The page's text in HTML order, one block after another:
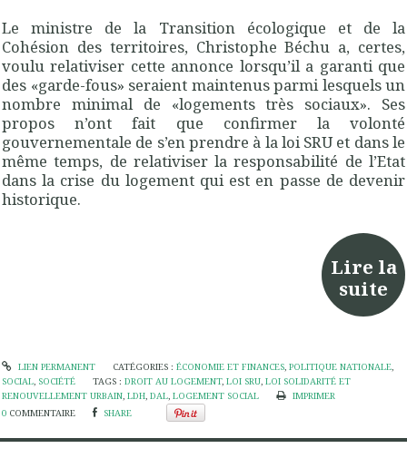
Le ministre de la Transition écologique et de la
Cohésion des territoires, Christophe Béchu a, certes,
voulu relativiser cette annonce lorsqu’il a garanti que
des «garde-fous» seraient maintenus parmi lesquels un
nombre minimal de «logements très sociaux». Ses
propos n’ont fait que confirmer la volonté
gouvernementale de s’en prendre à la loi SRU et dans le
même temps, de relativiser la responsabilité de l’Etat
dans la crise du logement qui est en passe de devenir
historique.
Lire la
suite
LIEN PERMANENT CATÉGORIES : ÉCONOMIE ET FINANCES, POLITIQUE NATIONALE,
SOCIAL, SOCIÉTÉ TAGS :DROIT AU LOGEMENT,LOI SRU,LOI SOLIDARITÉ ET
RENOUVELLEMENT URBAIN, LDH, DAL, LOGEMENT SOCIAL
IMPRIMER
0 COMMENTAIRE SHARE